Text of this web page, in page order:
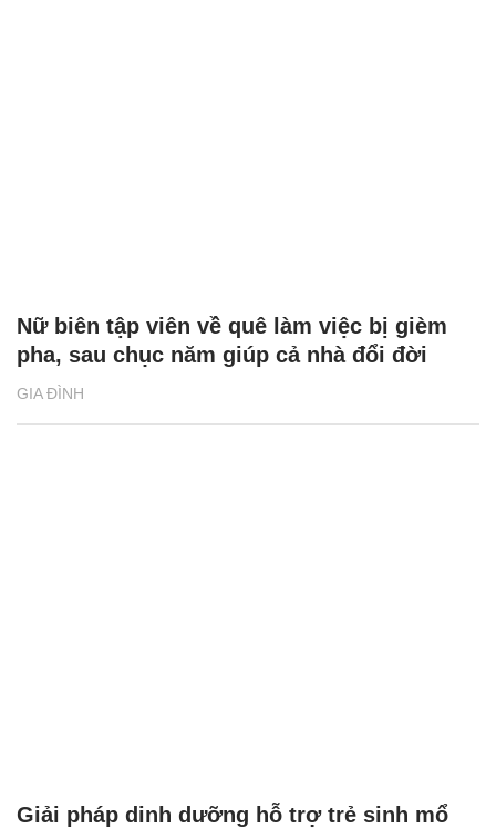
GIA ĐÌNH
Nữ biên tập viên về quê làm việc bị gièm
pha, sau chục năm giúp cả nhà đổi đời
Giải pháp dinh dưỡng hỗ trợ trẻ sinh mổ